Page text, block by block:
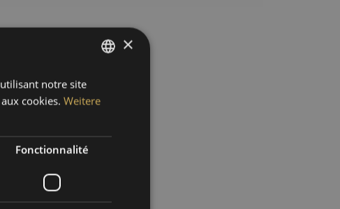
ENGLISH
×
notre site
cookies. Weitere
Fonctionnalité